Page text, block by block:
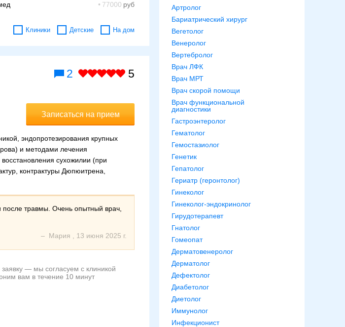
77000
Клиники Детские На дом
2 5
Записаться на прием
эндопротезирования крупных
и методами лечения
сухожилии (при
контрактуры Дюпюитрена,
после травмы. Очень опытный врач,
– Мария 13 июня 2025 г.
заявку — мы согласуем с клиникой
вам в течение 10 минут
Артролог
Бариатрический хирург
Вегетолог
Венеролог
Вертебролог
Врач ЛФК
Врач МРТ
Врач скорой помощи
Врач функциональной
диагностики
Гастроэнтеролог
Гематолог
Гемостазиолог
Генетик
Гепатолог
Гериатр (геронтолог)
Гинеколог
Гинеколог-эндокринолог
Гирудотерапевт
Гнатолог
Гомеопат
Дерматовенеролог
Дерматолог
Дефектолог
Диабетолог
Диетолог
Иммунолог
Инфекционист